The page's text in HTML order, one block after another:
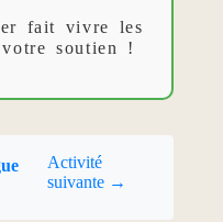
fait vivre les
soutien !
Activité
suivante →